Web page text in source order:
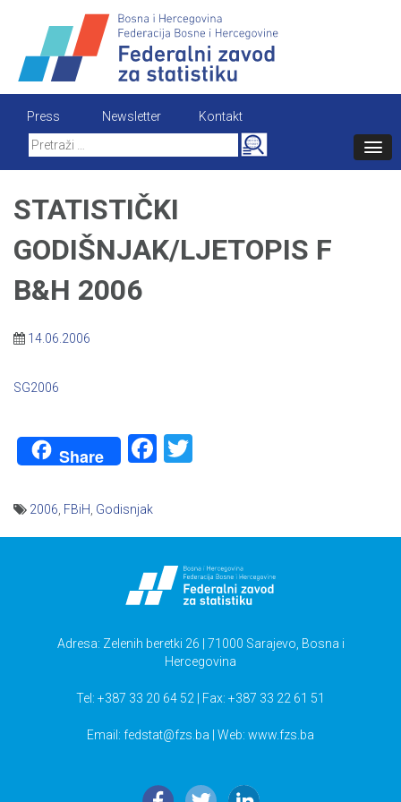
content
Press Newsletter
Kontakt
Search
for:
STATISTIČKI
GODIŠNJAK/LJETOPIS F
B&H 2006
14.06.2006
SG2006
Share Facebook
2006 FBiH Godisnjak
Adresa: Zelenih beretki 26 | 71000 Sarajevo, Bosna i
Hercegovina
Tel: +387 33 20 64 52 | Fax: +387 33 22 61 51
Email: fedstat@fzs.ba | Web: www.fzs.ba